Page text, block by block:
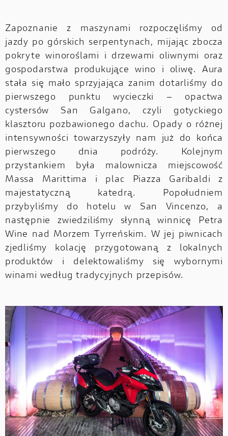
Zapoznanie z maszynami rozpoczęliśmy od
jazdy po górskich serpentynach, mijając zbocza
pokryte winoroślami i drzewami oliwnymi oraz
gospodarstwa produkujące wino i oliwę. Aura
stała się mało sprzyjająca zanim dotarliśmy do
pierwszego punktu wycieczki – opactwa
cystersów San Galgano, czyli gotyckiego
klasztoru pozbawionego dachu. Opady o różnej
intensywności towarzyszyły nam już do końca
pierwszego dnia podróży. Kolejnym
przystankiem była malownicza miejscowość
Massa Marittima i plac Piazza Garibaldi z
majestatyczną katedrą. Popołudniem
przybyliśmy do hotelu w San Vincenzo, a
następnie zwiedziliśmy słynną winnicę Petra
Wine nad Morzem Tyrreńskim. W jej piwnicach
zjedliśmy kolację przygotowaną z lokalnych
produktów i delektowaliśmy się wybornymi
winami według tradycyjnych przepisów.